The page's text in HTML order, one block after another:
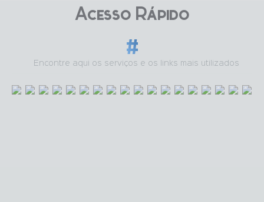
Acesso Ràpido
Encontre aqui os serviços e os links mais utilizados